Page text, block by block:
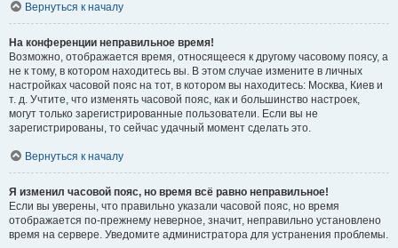
Вернуться к началу
На конференции неправильное время!
Возможно, отображается время, относящееся к другому часовому поясу, а
не к тому, в котором находитесь вы. В этом случае измените в личных
настройках часовой пояс на тот, в котором вы находитесь: Москва, Киев и
т. д. Учтите, что изменять часовой пояс, как и большинство настроек,
могут только зарегистрированные пользователи. Если вы не
зарегистрированы, то сейчас удачный момент сделать это.
Вернуться к началу
Я изменил часовой пояс, но время всё равно неправильное!
Если вы уверены, что правильно указали часовой пояс, но время
отображается по-прежнему неверное, значит, неправильно установлено
время на сервере. Уведомите администратора для устранения проблемы.